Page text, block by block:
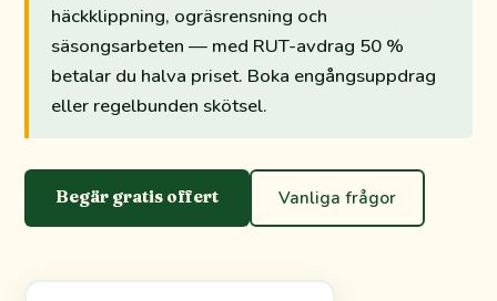
häckklippning, ogräsrensning och
säsongsarbeten — med RUT-avdrag 50 %
betalar du halva priset. Boka engångsuppdrag
eller regelbunden skötsel.
Begär gratis offert Vanliga frågor